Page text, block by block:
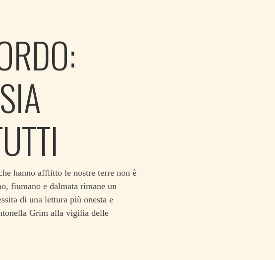
hanno afflitto le nostre terre non è
fiumano e dalmata rimane un
di una lettura più onesta e
Grim alla vigilia delle